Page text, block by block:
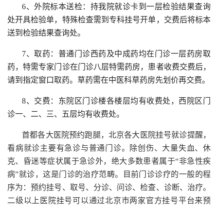
6、外院标本送检：持我院就诊卡到一层检验结果查询
处开具检验单，特殊检查需到专科挂号开单，交费后将标本
送到检验结果查询处。
7、取药：普通门诊西药及中成药均在门诊一层药房取
药，特需专家门诊在门诊八层特需药房，患者收费交费后，
请到指定窗口取药。草药需在中医科草药房先划价再交费。
8、交费：东院区门诊楼各楼层均有收费处，西院区门
诊一、二、三、五层均有收费处。
首都各大医院预约跑腿，北京各大医院挂号就诊提醒，
看病就诊主要有急诊与普通门诊。除创伤、大量失血、休
克、昏迷等症状属于急诊外，绝大多数患者属于“非急性疾
病”就诊，这是门诊的治疗范畴。目前门诊诊疗的一般的程
序为：预约挂号、取号、分诊、问诊、检查、诊断、治疗。
二级以上医院挂号可以通过北京市两家官方挂号平台来预